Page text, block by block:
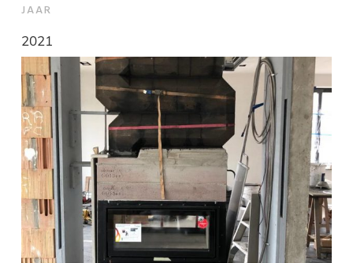
JAAR
2021